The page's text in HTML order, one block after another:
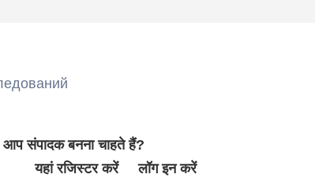
आप संपादक बनना चाहते हैं?
यहां रजिस्टर करें
लॉग इन करें